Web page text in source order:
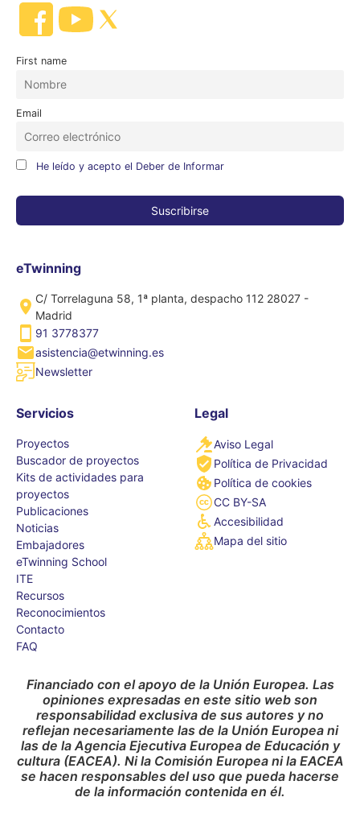
First name
Email
He leído y acepto el Deber de Informar
eTwinning
C/ Torrelaguna 58, 1ª planta, despacho 112 28027 -
Madrid
91 3778377
asistencia@etwinning.es
Newsletter
Servicios
Proyectos
Buscador de proyectos
Kits de actividades para
proyectos
Publicaciones
Noticias
Embajadores
eTwinning School
ITE
Recursos
Reconocimientos
Contacto
FAQ
Legal
Aviso Legal
Política de Privacidad
Política de cookies
CC BY-SA
Accesibilidad
Mapa del sitio
Financiado con el apoyo de la Unión Europea. Las
opiniones expresadas en este sitio web son
responsabilidad exclusiva de sus autores y no
reflejan necesariamente las de la Unión Europea ni
las de la Agencia Ejecutiva Europea de Educación y
cultura (EACEA). Ni la Comisión Europea ni la EACEA
se hacen responsables del uso que pueda hacerse
de la información contenida en él.